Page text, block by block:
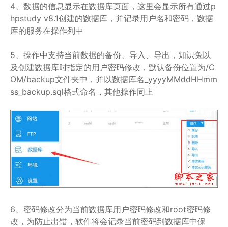
4、数据的信息显示在数据库页面，这里会显示所有通过p
hpstudy v8.1创建的数据库，并记录用户名和密码，数据
库的服务在操作列中
5、操作中支持当前数据的备份、导入、导出，知识兔以
及创建数据库时指定的用户密码修改，默认备份位置为/C
OM/backup文件夹中，并以数据库名_yyyyMMddHHmm
ss_backup.sql格式命名，其他操作同上
6、密码修改分为当前数据库用户密码修改和root密码修
改，为防止出错，软件将会记录当前密码到数据库中保